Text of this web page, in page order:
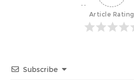
Article Rating
Subscribe